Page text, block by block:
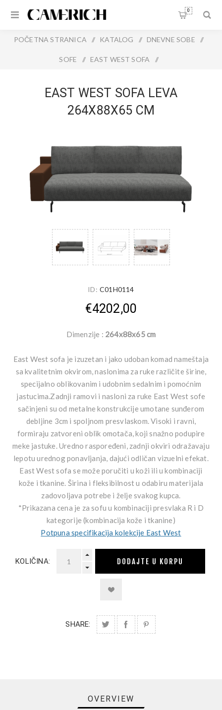
0
POČETNA STRANICA / KATALOG / DNEVNE SOBE /
SOFE / EAST WEST SOFA /
EAST WEST SOFA LEVA
264X88X65 CM
ID: C01H0114
€4202,00
Dimenzije : 264x88x65 cm
East West sofa je izuzetan i jako udoban komad nameštaja
sa kvalitetnim okvirom, naslonima za ruke različite širine,
specijalno oblikovanim i udobnim sedalnim i pomoćnim
jastucima.Zadnji ramovi i nasloni za ruke East West sofe
sačinjeni su od metalne konstrukcije umotane sunđerom
debljine 3cm i spoljnom presvlaskom. Visoki i ravni,
formiraju zatvoreni oblik omotača, koji snažno podupire
meke jastuke. Uredno raspoređeni, zadnji okviri odražavaju
lepotu urednog ponavljanja, dajući odličan vizuelni efekat.
East West sofa se može poručiti u koži ili u kombinaciji
kože i tkanine. Širina i fleksibilnost u odabiru materijala
zadovoljava potrebe i želje svakog kupca.
*Prikazana cena je za sofu u kombinaciji presvlaka R i D
kategorije (kombinacija kože i tkanine)
Potpuna specifikacija kolekcije East West
KOLIČINA: DODAJTE U KORPU
SHARE:
OVERVIEW